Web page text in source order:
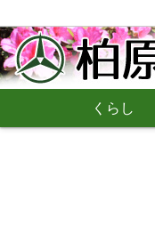
くらし